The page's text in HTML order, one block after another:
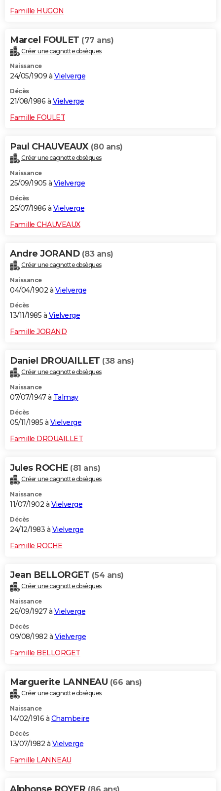
Famille HUGON
Marcel FOULET (77 ans)
Créer une cagnotte obsèques
Naissance
24/05/1909 à Vielverge
Décès
21/08/1986 à Vielverge
Famille FOULET
Paul CHAUVEAUX (80 ans)
Créer une cagnotte obsèques
Naissance
25/09/1905 à Vielverge
Décès
25/07/1986 à Vielverge
Famille CHAUVEAUX
Andre JORAND (83 ans)
Créer une cagnotte obsèques
Naissance
04/04/1902 à Vielverge
Décès
13/11/1985 à Vielverge
Famille JORAND
Daniel DROUAILLET (38 ans)
Créer une cagnotte obsèques
Naissance
07/07/1947 à Talmay
Décès
05/11/1985 à Vielverge
Famille DROUAILLET
Jules ROCHE (81 ans)
Créer une cagnotte obsèques
Naissance
11/07/1902 à Vielverge
Décès
24/12/1983 à Vielverge
Famille ROCHE
Jean BELLORGET (54 ans)
Créer une cagnotte obsèques
Naissance
26/09/1927 à Vielverge
Décès
09/08/1982 à Vielverge
Famille BELLORGET
Marguerite LANNEAU (66 ans)
Créer une cagnotte obsèques
Naissance
14/02/1916 à Chambeire
Décès
13/07/1982 à Vielverge
Famille LANNEAU